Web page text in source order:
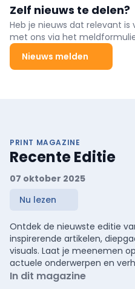
Zelf nieuws te delen?
Heb je nieuws dat relevant
met ons via het
Nieuws melden
PRINT MAGAZINE
Recente Editie
07 oktober 2025
Nu lezen
Ontdek de nieuwste editie
inspirerende artikelen,
visuals. Laat je meenemen
actuele onderwerpen en
In dit magazine